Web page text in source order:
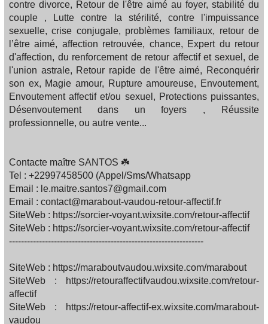
contre divorce, Retour de l'être aimé au foyer, stabilité du
couple , Lutte contre la stérilité, contre l'impuissance
sexuelle, crise conjugale, problèmes familiaux, retour de
l’être aimé, affection retrouvée, chance, Expert du retour
d'affection, du renforcement de retour affectif et sexuel, de
l'union astrale, Retour rapide de l'être aimé, Reconquérir
son ex, Magie amour, Rupture amoureuse, Envoutement,
Envoutement affectif et/ou sexuel, Protections puissantes,
Désenvoutement dans un foyers , Réussite
professionnelle, ou autre vente...
Contacte maître SANTOS ☘️
Tel : +22997458500 (Appel/Sms/Whatsapp
Email : le.maitre.santos7@gmail.com
Email : contact@marabout-vaudou-retour-affectif.fr
SiteWeb : https://sorcier-voyant.wixsite.com/retour-affectif
SiteWeb : https://sorcier-voyant.wixsite.com/retour-affectif
-----------------------------------------------------------------
SiteWeb : https://maraboutvaudou.wixsite.com/marabout
SiteWeb : https://retouraffectifvaudou.wixsite.com/retour-
affectif
SiteWeb : https://retour-affectif-ex.wixsite.com/marabout-
vaudou